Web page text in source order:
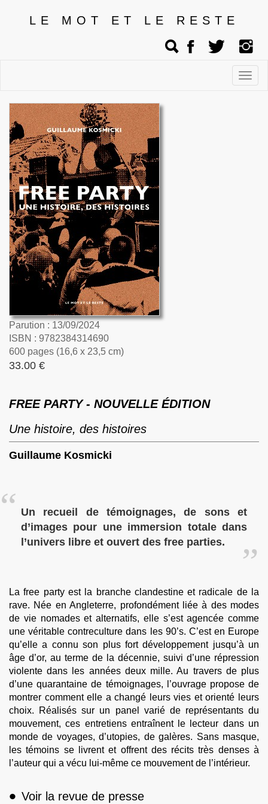
LE MOT ET LE RESTE
Parution : 13/09/2024
ISBN : 9782384314690
600 pages (16,6 x 23,5 cm)
33.00 €
FREE PARTY - NOUVELLE ÉDITION
Une histoire, des histoires
Guillaume Kosmicki
Un recueil de témoignages, de sons et
d’images pour une immersion totale dans
l’univers libre et ouvert des free parties.
La free party est la branche clandestine et radicale de la
rave. Née en Angleterre, profondément liée à des modes
de vie nomades et alternatifs, elle s’est agencée comme
une véritable contreculture dans les 90’s. C’est en Europe
qu’elle a connu son plus fort développement jusqu’à un
âge d’or, au terme de la décennie, suivi d’une répression
violente dans les années deux mille. Au travers de plus
d’une quarantaine de témoignages, l’ouvrage propose de
montrer comment elle a changé leurs vies et orienté leurs
choix. Réalisés sur un panel varié de représentants du
mouvement, ces entretiens entraînent le lecteur dans un
monde de voyages, d’utopies, de galères. Sans masque,
les témoins se livrent et offrent des récits très denses à
l’auteur qui a vécu lui-même ce mouvement de l’intérieur.
• Voir la revue de presse